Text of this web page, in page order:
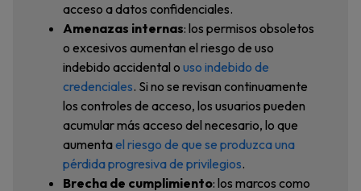
acceso a datos confidenciales.
Amenazas internas: los permisos obsoletos
o excesivos aumentan el riesgo de uso
indebido accidental o uso indebido de
credenciales. Si no se revisan continuamente
los controles de acceso, los usuarios pueden
acumular más acceso del necesario, lo que
aumentael riesgo de que se produzca una
pérdida progresiva de privilegios.
Brecha de cumplimiento: los marcos como